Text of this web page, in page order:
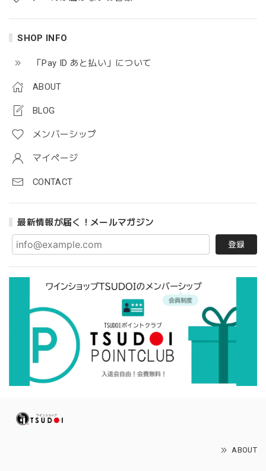
SHOP INFO
「Pay ID あと払い」について
ABOUT
BLOG
メンバーシップ
マイページ
CONTACT
最新情報が届く！メールマガジン
登録
ABOUT